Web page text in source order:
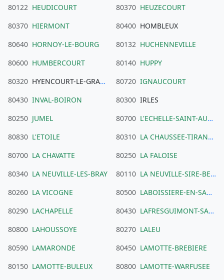
80122 HEUDICOURT 80370 HEUZECOURT
80370 HIERMONT 80400 HOMBLEUX
80640 HORNOY-LE-BOURG 80132 HUCHENNEVILLE
80600 HUMBERCOURT 80140 HUPPY
80320 HYENCOURT-LE-GRAND 80720 IGNAUCOURT
80430 INVAL-BOIRON 80300 IRLES
80250 JUMEL 80700 L'ECHELLE-SAINT-AURIN
80830 L'ETOILE 80310 LA CHAUSSEE-TIRANCOURT
80700 LA CHAVATTE 80250 LA FALOISE
80340 LA NEUVILLE-LES-BRAY 80110 LA NEUVILLE-SIRE-BERNARD
80260 LA VICOGNE 80500 LABOISSIERE-EN-SANTERRE
80290 LACHAPELLE 80430 LAFRESGUIMONT-SAINT-MARTIN
80800 LAHOUSSOYE 80270 LALEU
80590 LAMARONDE 80450 LAMOTTE-BREBIERE
80150 LAMOTTE-BULEUX 80800 LAMOTTE-WARFUSEE